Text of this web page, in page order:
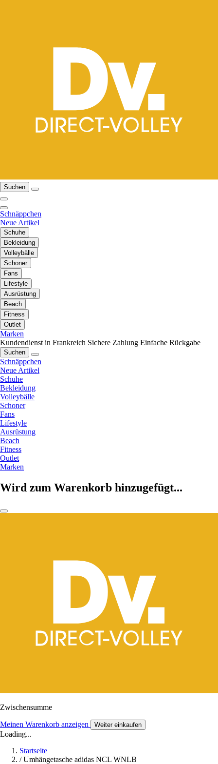
Suchen
Schnäppchen
Neue Artikel
Schuhe
Bekleidung
Volleybälle
Schoner
Fans
Lifestyle
Ausrüstung
Beach
Fitness
Outlet
Marken
Kundendienst in Frankreich Sichere Zahlung Einfache Rückgabe
Suchen
Schnäppchen
Neue Artikel
Schuhe
Bekleidung
Volleybälle
Schoner
Fans
Lifestyle
Ausrüstung
Beach
Fitness
Outlet
Marken
Wird zum Warenkorb hinzugefügt...
Zwischensumme
Meinen Warenkorb anzeigen Weiter einkaufen
Loading...
Startseite
/ Umhängetasche adidas NCL WNLB